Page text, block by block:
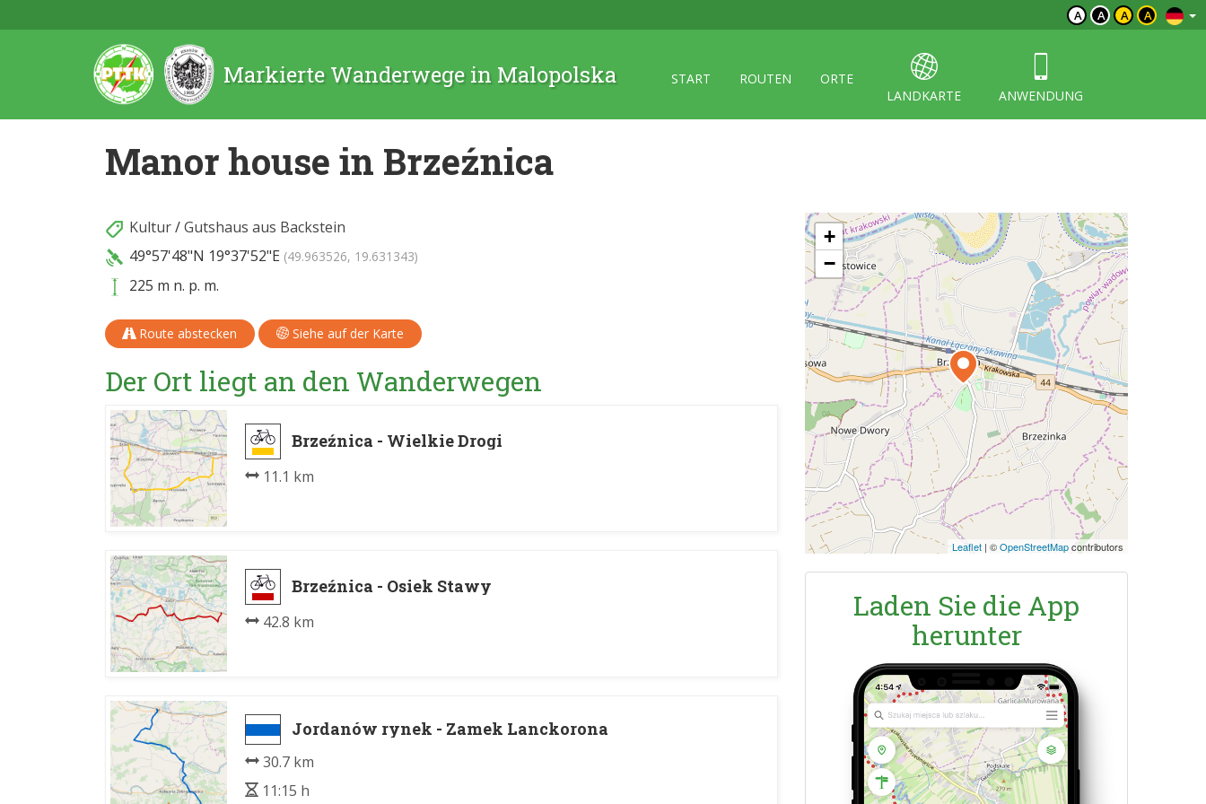
A A A A
Markierte Wanderwege in Malopolska START ROUTEN
ORTE
LANDKARTE
ANWENDUNG
Manor house in Brzeźnica
Kultur/Gutshaus aus Backstein
49°57'48"N 19°37'52"E (49.963526, 19.631343)
225 m n. p. m.
Route abstecken Siehe auf der Karte
Der Ort liegt an den Wanderwegen
Brzeźnica - Wielkie Drogi
11.1 km
Brzeźnica - Osiek Stawy
42.8 km
Jordanów rynek - Zamek Lanckorona
30.7 km
11:15 h
+
−
Leaflet | ©OpenStreetMapcontributors
Laden Sie die App
herunter